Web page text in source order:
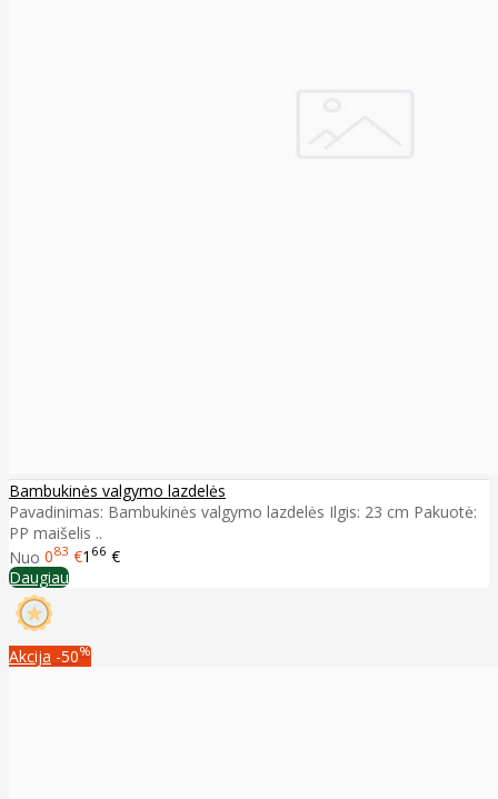
Bambukinės valgymo lazdelės
Pavadinimas: Bambukinės valgymo lazdelės Ilgis: 23 cm Pakuotė:
PP maišelis ..
Nuo 083 €1 66 €
Daugiau
Akcija -50%